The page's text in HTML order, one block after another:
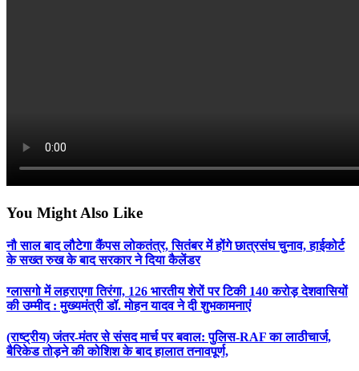
You Might Also Like
नौ साल बाद लौटेगा कैंपस लोकतंत्र, सितंबर में होंगे छात्रसंघ चुनाव, हाईकोर्ट
के सख्त रुख के बाद सरकार ने दिया कैलेंडर
ग्लासगो में लहराएगा तिरंगा, 126 भारतीय शेरों पर टिकी 140 करोड़ देशवासियों
की उम्मीद : मुख्यमंत्री डॉ. मोहन यादव ने दी शुभकामनाएं
(राष्ट्रीय) जंतर-मंतर से संसद मार्च पर बवाल: पुलिस-RAF का लाठीचार्ज,
बैरिकेड तोड़ने की कोशिश के बाद हालात तनावपूर्ण,